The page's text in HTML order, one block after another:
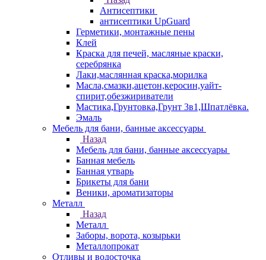
Антисептики
антисептики UpGuard
Герметики, монтажные пены
Клей
Краска для печей, масляные краски,
серебрянка
Лаки,маслянная краска,морилка
Масла,смазки,ацетон,керосин,уайт-
спирит,обезжириватели
Мастика,Грунтовка,Грунт 3в1,Шпатлёвка.
Эмаль
Мебель для бани, банные аксессуары
Назад
Мебель для бани, банные аксессуары
Банная мебель
Банная утварь
Брикеты для бани
Веники, ароматизаторы
Металл
Назад
Металл
Заборы, ворота, козырьки
Металлопрокат
Отливы и водосточка